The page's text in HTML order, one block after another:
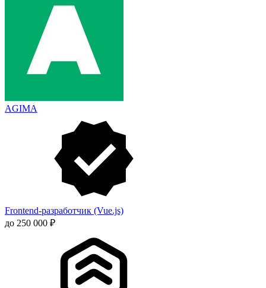
AGIMA
Frontend-разработчик (Vue.js)
до 250 000 ₽